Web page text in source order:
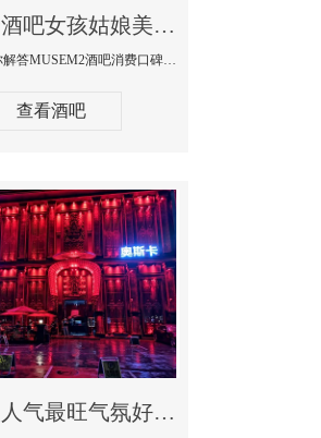
文成哪个酒吧女孩姑娘美女多-MUSEM2酒吧消费口碑点评
本文详细为你解答MUSEM2酒吧消费口碑点评，更多关于哪个酒吧女孩姑娘美女多免费咨询150 99997335微信同步！
查看酒吧
文成最火人气最旺气氛好的酒吧-奥斯卡酒吧消费价格口碑点评